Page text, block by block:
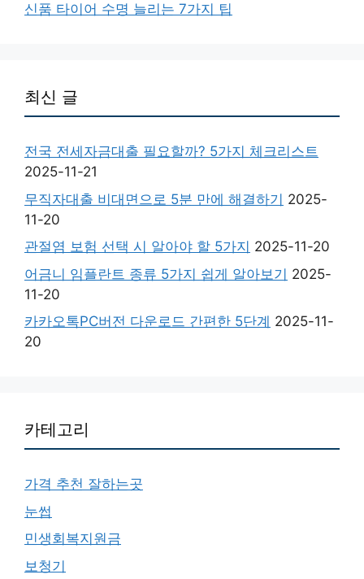
신품 타이어 수명 늘리는 7가지 팁
최신 글
전국 전세자금대출 필요할까? 5가지 체크리스트
2025-11-21
무직자대출 비대면으로 5분 만에 해결하기 2025-
11-20
관절염 보험 선택 시 알아야 할 5가지 2025-11-20
어금니 임플란트 종류 5가지 쉽게 알아보기 2025-
11-20
카카오톡PC버전 다운로드 간편한 5단계 2025-11-
20
카테고리
가격 추천 잘하는곳
눈썹
민생회복지원금
보청기